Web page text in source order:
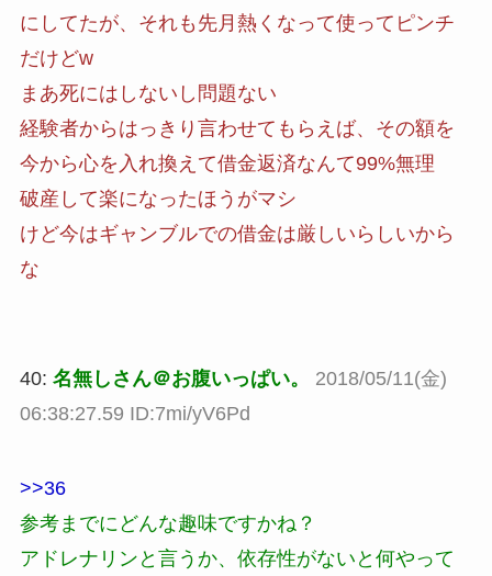
にしてたが、それも先月熱くなって使ってピンチ
だけどw
まあ死にはしないし問題ない
経験者からはっきり言わせてもらえば、その額を
今から心を入れ換えて借金返済なんて99%無理
破産して楽になったほうがマシ
けど今はギャンブルでの借金は厳しいらしいから
な
40: 名無しさん＠お腹いっぱい。
2018/05/11(金)
06:38:27.59 ID:7mi/yV6Pd
>>36
参考までにどんな趣味ですかね？
アドレナリンと言うか、依存性がないと何やって